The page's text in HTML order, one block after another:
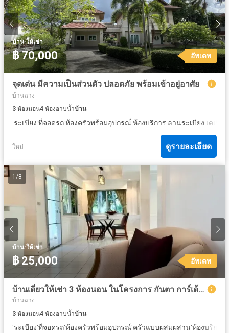
บ้าน·ให้เช่า
฿ 70,000 อัพเดท
จุดเด่น มีความเป็นส่วนตัว ปลอดภัย พร้อมเข้าอยู่อาศัย
บ้านฉาง
3 ห้องนอน4 ห้องอาบน้ำบ้าน
·ระเบียง·ที่จอดรถ·ห้องครัวพร้อมอุปกรณ์·ห้องบริการ·ลานระเบียง·เคเบิ้ล
ใหม่ ดูรายละเอียด
1 /8
บ้าน·ให้เช่า
฿ 25,000 อัพเดท
บ้านเดี่ยวให้เช่า 3 ห้องนอน ในโครงการ กันตา การ์เด้นท์
บ้านฉาง
3 ห้องนอน4 ห้องอาบน้ำบ้าน
·ระเบียง·ที่จอดรถ·ห้องครัวพร้อมอุปกรณ์·ครัวแบบผสมผสาน·ห้องบริการ